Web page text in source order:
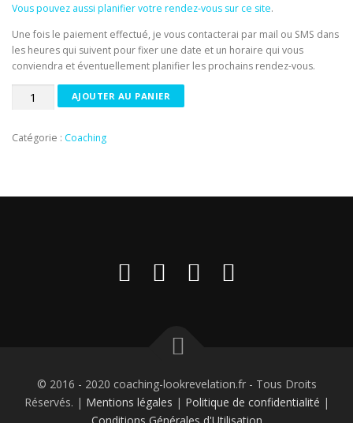
Vous pouvez aussi planifier votre rendez-vous sur ce site.
Une fois le paiement effectué, je vous contacterai par mail ou SMS dans
les heures qui suivent pour fixer une date et un horaire qui vous
conviendra et éventuellement planifier les prochains rendez-vous.
quantité
5h00
AJOUTER AU PANIER
Catégorie : Coaching
© 2016 - 2020 coaching-lookrevelation.fr - Tous Droits
Réservés. | Mentions légales | Politique de confidentialité |